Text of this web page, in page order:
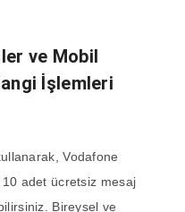
ve Mobil
İşlemleri
Vodafone
adet ücretsiz mesaj
Bireysel ve